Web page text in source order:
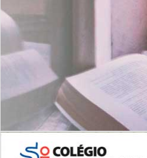
Leituras Literárias
6º AO 9º ANO
Inglês: